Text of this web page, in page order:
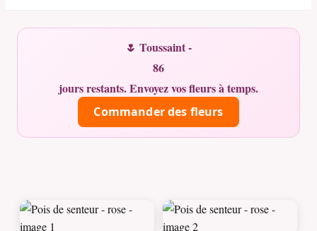
🌷 Toussaint -
86
jours restants. Envoyez vos fleurs à temps.
Commander des fleurs